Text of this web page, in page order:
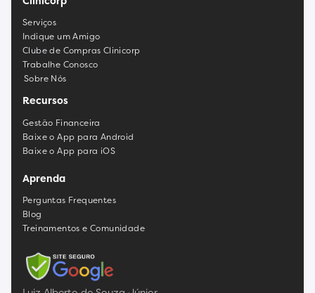
Serviços
Indique um Amigo
Clube de Compras Clinicorp
Trabalhe Conosco
Sobre Nós
Recursos
Gestão Financeira
Baixe o App para Android
Baixe o App para iOS
Aprenda
Perguntas Frequentes
Blog
Treinamentos e Comunidade